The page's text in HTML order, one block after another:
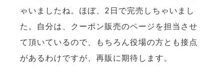
ゃいましたね。ほぼ、2日で完売しちゃいまし
た。自分は、クーポン販売のページを担当させ
て頂いているので、もちろん役場の方とも接点
があるわけですが、再販に期待します。